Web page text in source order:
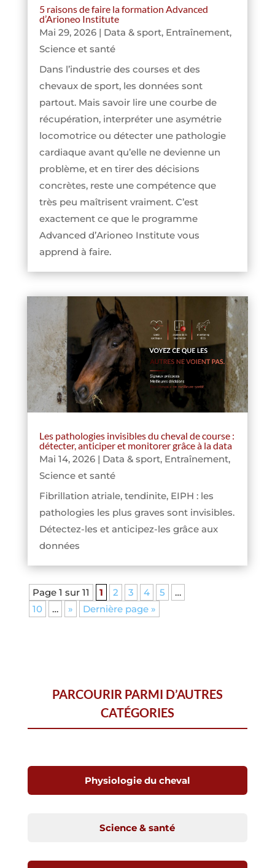
5 raisons de faire la formation Advanced
d’Arioneo Institute
Mai 29, 2026| Data & sport, Entraînement,
Science et santé
Dans l’industrie des courses et des
chevaux de sport, les données sont
partout. Mais savoir lire une courbe de
récupération, interpréter une asymétrie
locomotrice ou détecter une pathologie
cardiaque avant qu’elle ne devienne un
problème, et en tirer des décisions
concrètes, reste une compétence que
très peu maîtrisent vraiment. C’est
exactement ce que le programme
Advanced d’Arioneo Institute vous
apprend à faire.
Les pathologies invisibles du cheval de course :
détecter, anticiper et monitorer grâce à la data
Mai 14, 2026| Data & sport, Entraînement,
Science et santé
Fibrillation atriale, tendinite, EIPH : les
pathologies les plus graves sont invisibles.
Détectez-les et anticipez-les grâce aux
données
Page 1 sur 11 1 2 3 4 5
…
10
… » Dernière page »
PARCOURIR PARMI D’AUTRES
CATÉGORIES
Physiologie du cheval
Science & santé